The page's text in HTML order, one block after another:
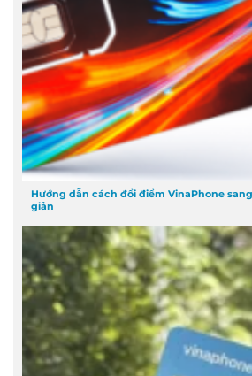
Hướng dẫn cách đổi điểm VinaPhone
giản